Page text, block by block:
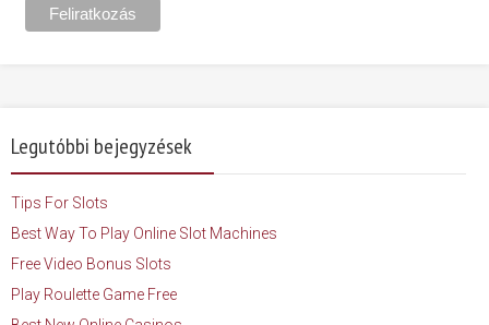
Legutóbbi bejegyzések
Tips For Slots
Best Way To Play Online Slot Machines
Free Video Bonus Slots
Play Roulette Game Free